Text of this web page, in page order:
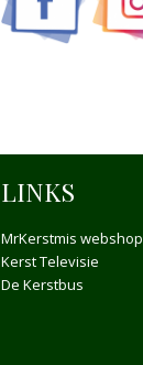
LINKS
MrKerstmis webshop
Kerst Televisie
De Kerstbus